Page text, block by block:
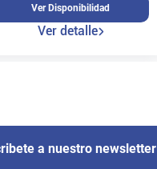
Ver Disponibilidad
Ver detalle
a nuestro newsletter